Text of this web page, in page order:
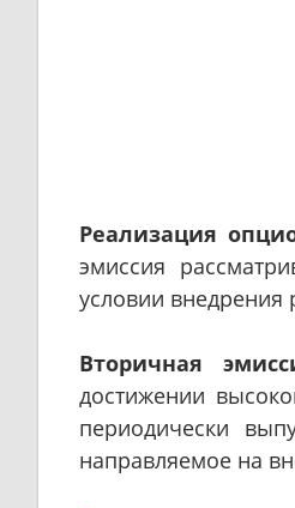
Реализация
эмиссия
условии
Вторичная
достижении
периодически
направляемое на